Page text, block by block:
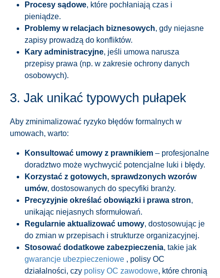
Procesy sądowe, które pochłaniają czas i
pieniądze.
Problemy w relacjach biznesowych, gdy niejasne
zapisy prowadzą do konfliktów.
Kary administracyjne, jeśli umowa narusza
przepisy prawa (np. w zakresie ochrony danych
osobowych).
3. Jak unikać typowych pułapek
Aby zminimalizować ryzyko błędów formalnych w
umowach, warto:
Konsultować umowy z prawnikiem – profesjonalne
doradztwo może wychwycić potencjalne luki i błędy.
Korzystać z gotowych, sprawdzonych wzorów
umów, dostosowanych do specyfiki branży.
Precyzyjnie określać obowiązki i prawa stron,
unikając niejasnych sformułowań.
Regularnie aktualizować umowy, dostosowując je
do zmian w przepisach i strukturze organizacyjnej.
Stosować dodatkowe zabezpieczenia, takie jak
gwarancje ubezpieczeniowe , polisy OC
działalności, czy polisy OC zawodowe, które chronią